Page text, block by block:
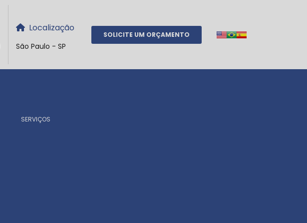
Localização
São Paulo - SP
SOLICITE UM ORÇAMENTO
SERVIÇOS